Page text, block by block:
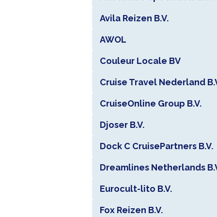
Avila Reizen B.V.
AWOL
Couleur Locale BV
Cruise Travel Nederland
CruiseOnline Group B.V.
Djoser B.V.
Dock C CruisePartners B.V.
Dreamlines Netherlands
Eurocult-lito B.V.
Fox Reizen B.V.